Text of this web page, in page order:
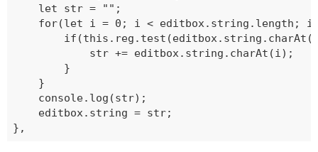
    let str = "";
for(let i = 0; i < editbox.string.length;
            str += editbox.string.charAt(i);
        }
    }
    console.log(str);
    editbox.string = str;